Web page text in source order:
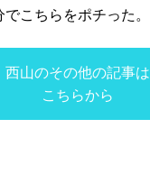
こちらをポチった。
西山のその他の記事は
こちらから